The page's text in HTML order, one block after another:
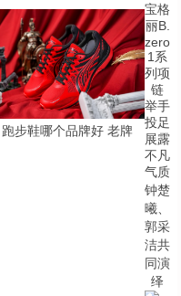
跑步鞋哪个品牌好 老牌
钟楚
曦、
郭采
洁共
同演
绎